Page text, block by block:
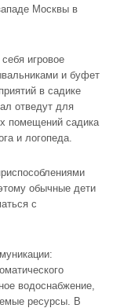
Москвы в
игровое
и буфет
в садике
отведут для
помещений садика
и логопеда.
обычные дети
с
водоснабжение,
ресурсы. В